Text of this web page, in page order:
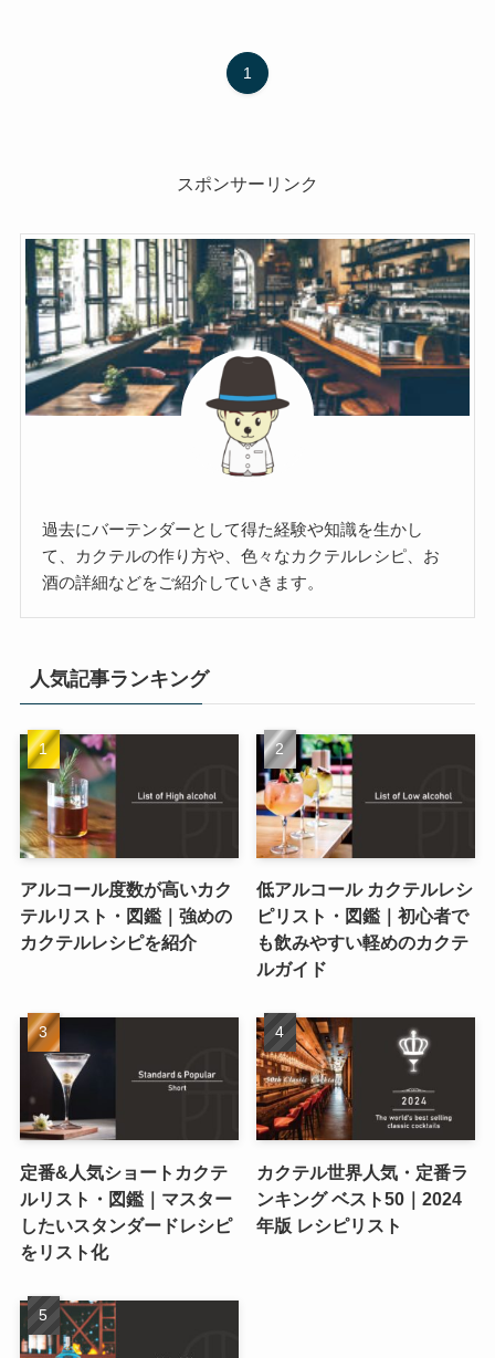
1
スポンサーリンク
過去にバーテンダーとして得た経験や知識を生かし
て、カクテルの作り方や、色々なカクテルレシピ、お
酒の詳細などをご紹介していきます。
人気記事ランキング
アルコール度数が高いカク
テルリスト・図鑑｜強めの
カクテルレシピを紹介
低アルコール カクテルレシ
ピリスト・図鑑｜初心者で
も飲みやすい軽めのカクテ
ルガイド
定番&人気ショートカクテ
ルリスト・図鑑｜マスター
したいスタンダードレシピ
をリスト化
カクテル世界人気・定番ラ
ンキング ベスト50｜2024
年版 レシピリスト